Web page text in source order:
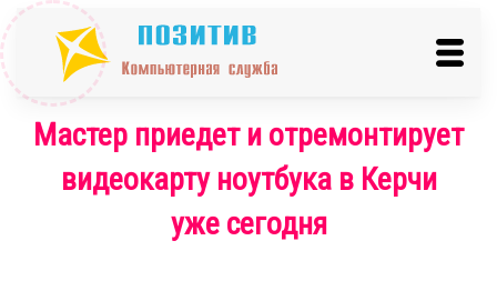
Мастер приедет и отремонтирует
видеокарту ноутбука в Керчи
уже сегодня